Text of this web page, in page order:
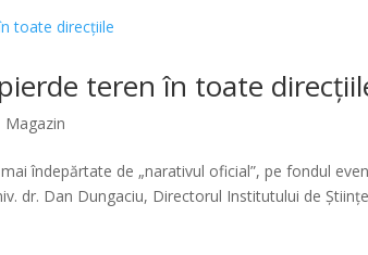
teren în toate
Magazin
îndepărtate de „narativul oficial”, pe fondul
dr. Dan Dungaciu, Directorul Institutului de